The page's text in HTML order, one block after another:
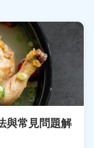
與常見問題解